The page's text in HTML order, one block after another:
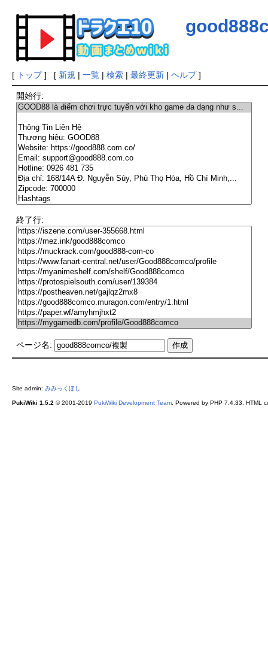
[ トップ] [ 新規 | 一覧| 検索| 最終更新| ヘルプ]
開始行:
終了行:
ページ名:
Site admin: みみっくほし
PukiWiki 1.5.2 © 2001-2019 PukiWiki Development Team. Powered by PHP 7.4.33. HTML